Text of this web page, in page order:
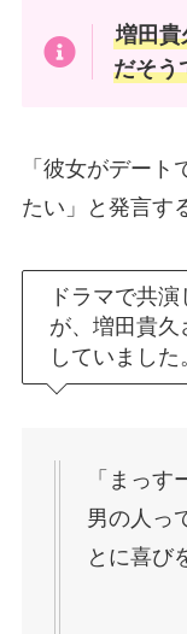
増田貴
だそう
「彼女がデー
たい」と発言す
ドラマで共
が、増田貴
していました
「まっす
男の人っ
とに喜び